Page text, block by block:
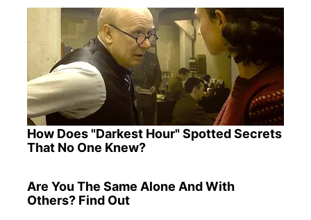
How Does "Darkest Hour" Spotted Secrets
That No One Knew?
Are You The Same Alone And With
Others? Find Out